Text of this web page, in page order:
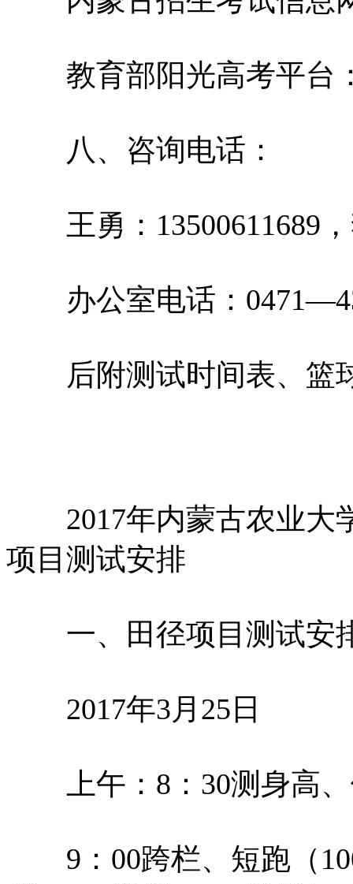
教育部阳光高考平台：
八、咨询电话：
王勇：13500611689，
办公室电话：
后附测试时间表、篮
2017年内蒙古农业大
项目测试安排
一、田径项目测试安
2017年3月25日
上午：8：30测身高、
9：00跨栏、短跑（